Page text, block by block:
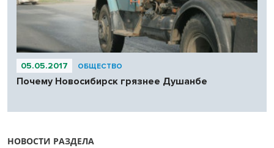
05.05.2017 ОБЩЕСТВО
Почему Новосибирск грязнее Душанбе
НОВОСТИ РАЗДЕЛА